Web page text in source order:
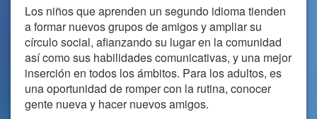
Los niños que aprenden un segundo idioma tienden
a formar nuevos grupos de amigos y ampliar su
círculo social, afianzando su lugar en la comunidad
así como sus habilidades comunicativas, y una mejor
inserción en todos los ámbitos. Para los adultos, es
una oportunidad de romper con la rutina, conocer
gente nueva y hacer nuevos amigos.